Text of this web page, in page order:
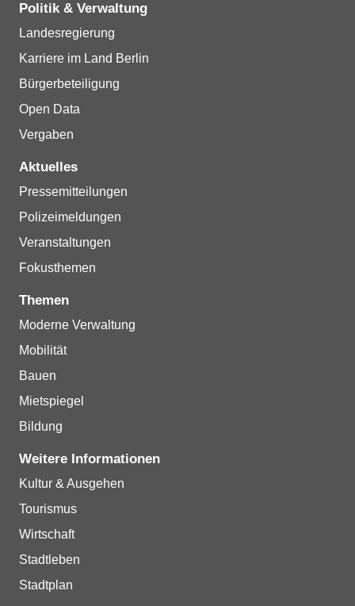
Politik & Verwaltung
Landesregierung
Karriere im Land Berlin
Bürgerbeteiligung
Open Data
Vergaben
Aktuelles
Pressemitteilungen
Polizeimeldungen
Veranstaltungen
Fokusthemen
Themen
Moderne Verwaltung
Mobilität
Bauen
Mietspiegel
Bildung
Weitere Informationen
Kultur & Ausgehen
Tourismus
Wirtschaft
Stadtleben
Stadtplan